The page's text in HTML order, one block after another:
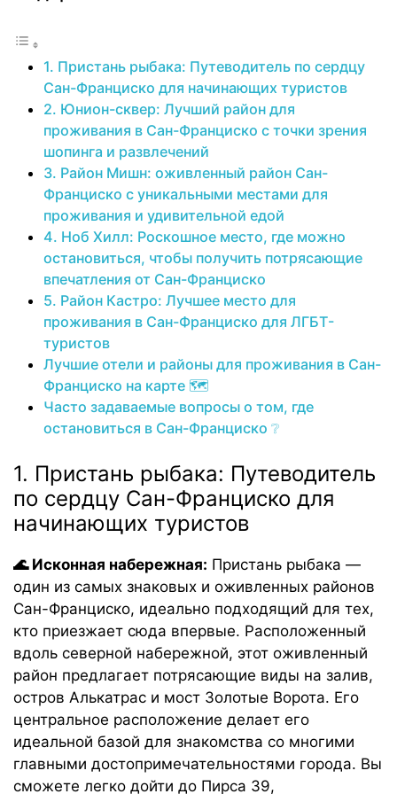
1. Пристань рыбака: Путеводитель по сердцу
Сан-Франциско для начинающих туристов
2. Юнион-сквер: Лучший район для
проживания в Сан-Франциско с точки зрения
шопинга и развлечений
3. Район Мишн: оживленный район Сан-
Франциско с уникальными местами для
проживания и удивительной едой
4. Ноб Хилл: Роскошное место, где можно
остановиться, чтобы получить потрясающие
впечатления от Сан-Франциско
5. Район Кастро: Лучшее место для
проживания в Сан-Франциско для ЛГБТ-
туристов
Лучшие отели и районы для проживания в Сан-
Франциско на карте 🗺
Часто задаваемые вопросы о том, где
остановиться в Сан-Франциско ❔
1. Пристань рыбака: Путеводитель
по сердцу Сан-Франциско для
начинающих туристов
🌊 Исконная набережная: Пристань рыбака —
один из самых знаковых и оживленных районов
Сан-Франциско, идеально подходящий для тех,
кто приезжает сюда впервые. Расположенный
вдоль северной набережной, этот оживленный
район предлагает потрясающие виды на залив,
остров Алькатрас и мост Золотые Ворота. Его
центральное расположение делает его
идеальной базой для знакомства со многими
главными достопримечательностями города. Вы
сможете легко дойти до Пирса 39,